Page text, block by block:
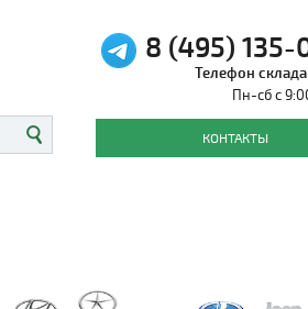
8 (495)
Телефон
Пн-сб с
КОНТАКТЫ